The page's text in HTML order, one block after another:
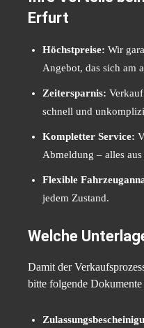
Erfurt
Höchstpreise: Wir
Angebot, das sich am
Zeitersparnis:
schnell und
Kompletter Service:
Abmeldung – alles
Flexible
jedem Zustand.
Welche
Damit der
bitte folgende Dokumente